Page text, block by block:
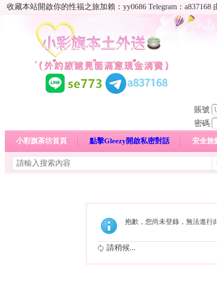
收藏本站開啟你的性福之旅加賴：yy0686 Telegram：
賬號
密碼
小彩旗茶坊首頁 點擊Gleezy開啟私密對話 安全旅
抱歉，您尚未登錄，無法進行
請稍候...